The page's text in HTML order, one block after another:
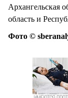
Архангельская
область и
Фото ©